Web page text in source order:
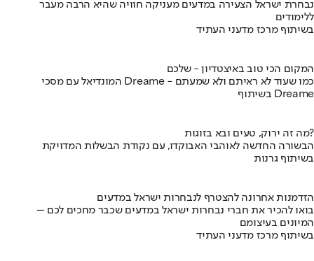
נבחרת ישראל הצעירה במדעים מעניקה חוויה שהיא הרבה מעבר
ללימודים
בשיתוף מרכז מדעני העתיד
המקום הכי טוב באיצטדיון - שלכם
המונדיאל עם מסכי Dreame - כמו שעוד לא ראיתם ולא שמעתם
בשיתוף Dreame
מה זה ירוק, טעים ובא בזוגות?
הבשורה החדשה לאוהבי האבוקדו, עם נקודת הבשלות המדויקת
בשיתוף גרנות
הזדמנות אחרונה להצטרף לנבחרות ישראל במדעים
בואו להכיר את חברי נבחרות ישראל במדעים שכבר מחכים לכם –
המיונים בעיצומם
בשיתוף מרכז מדעני העתיד